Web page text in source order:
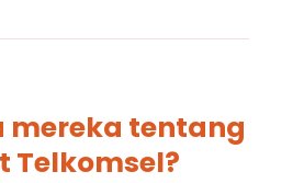
mereka tentang
Telkomsel?